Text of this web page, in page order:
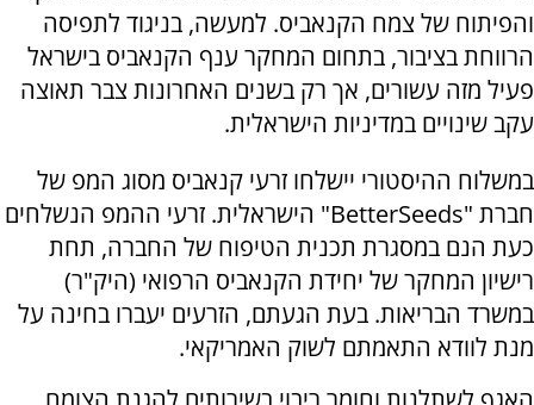
והפיתוח של צמח הקנאביס. למעשה, בניגוד לתפיסה
הרווחת בציבור, בתחום המחקר ענף הקנאביס בישראל
פעיל מזה עשורים, אך רק בשנים האחרונות צבר תאוצה
עקב שינויים במדיניות הישראלית.
במשלוח ההיסטורי יישלחו זרעי קנאביס מסוג המפ של
חברת "BetterSeeds" הישראלית. זרעי ההמפ הנשלחים
כעת הנם במסגרת תכנית הטיפוח של החברה, תחת
רישיון המחקר של יחידת הקנאביס הרפואי (היק"ר)
במשרד הבריאות. בעת הגעתם, הזרעים יעברו בחינה על
מנת לוודא התאמתם לשוק האמריקאי.